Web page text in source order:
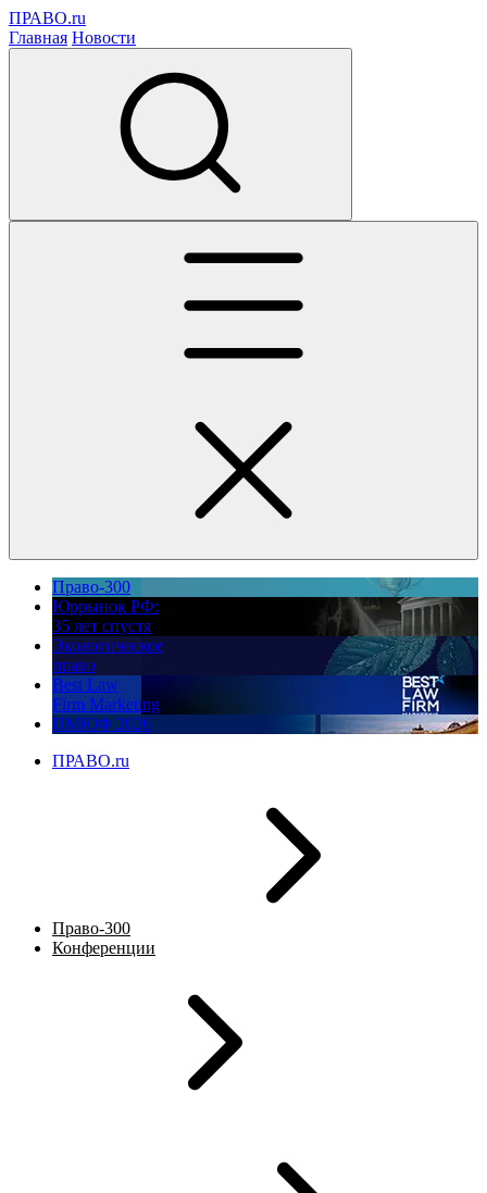
ПРАВО.ru
Главная Новости
Право-300
Юррынок РФ:
35 лет спустя
Экологическое
право
Best Law
Firm Marketing
ПМЮФ 2026
ПРАВО.ru
Право-300
Конференции